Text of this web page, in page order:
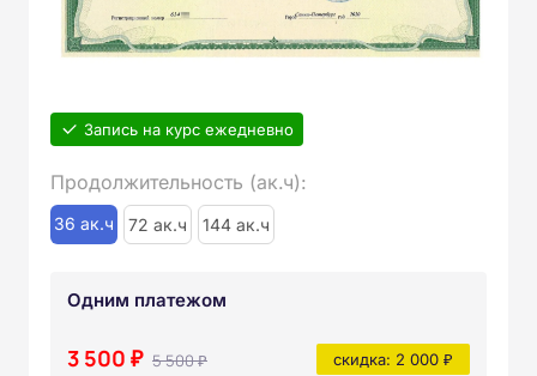
Запись на курс ежедневно
Продолжительность (ак.ч):
36 ак.ч 72 ак.ч 144 ак.ч
Одним платежом
3 500 ₽ 5 500 ₽ скидка: 2 000 ₽